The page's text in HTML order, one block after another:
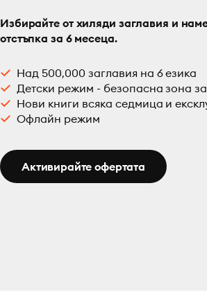
Избирайте от хиляди заглавия и
отстъпка за 6 месеца.
Над 500,000 заглавия на 6 езика
Детски режим - безопасна зона
Нови книги всяка седмица и
Офлайн режим
Активирайте офертата